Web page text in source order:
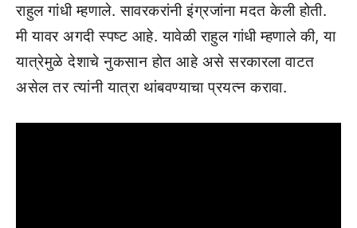
राहुल गांधी म्हणाले. सावरकरांनी इंग्रजांना मदत केली होती.
मी यावर अगदी स्पष्ट आहे. यावेळी राहुल गांधी म्हणाले की, या
यात्रेमुळे देशाचे नुकसान होत आहे असे सरकारला वाटत
असेल तर त्यांनी यात्रा थांबवण्याचा प्रयत्न करावा.